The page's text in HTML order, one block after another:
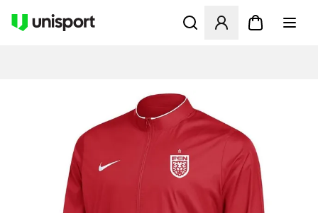
Åbner en Modal til at